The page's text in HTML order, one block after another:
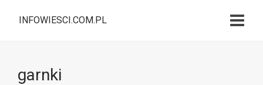
INFOWIESCI.COM.PL
garnki